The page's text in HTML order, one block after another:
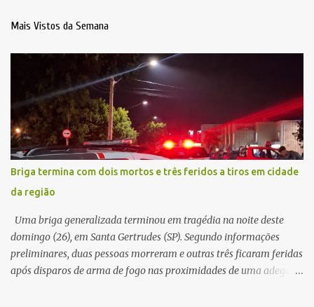
Mais Vistos da Semana
Briga termina com dois mortos e três feridos a tiros em cidade
da região
Uma briga generalizada terminou em tragédia na noite deste
domingo (26), em Santa Gertrudes (SP). Segundo informações
preliminares, duas pessoas morreram e outras três ficaram feridas
após disparos de arma de fogo nas proximidades de uma adega. O